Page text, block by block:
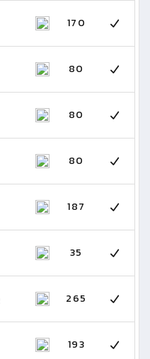
170
80
80
80
187
35
265
193